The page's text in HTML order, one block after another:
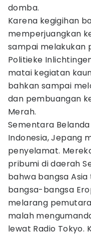
domba.
Karena kegigihan
memperjuangkan
sampai melakukan
Politieke
matai kegiatan
bahkan sampai
dan pembuangan
Merah.
Sementara
Indonesia, Jepang
penyelamat.
pribumi di daerah
bahwa bangsa
bangsa-bangsa
melarang
malah
lewat Radio Tokyo.